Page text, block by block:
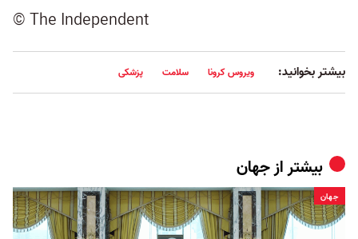
© The Independent
بیشتر بخوانید: ویروس کرونا سلامت پزشکی
بیشتر ازجهان
جهان